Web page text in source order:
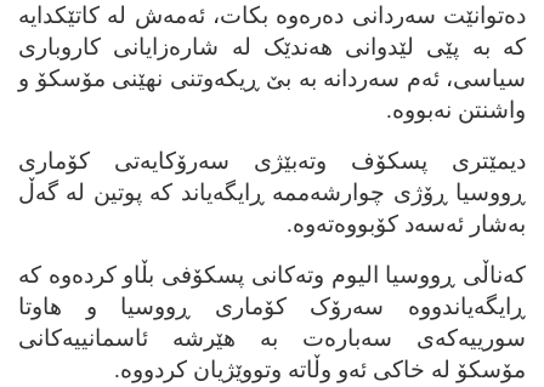
ده‌توانێت سه‌ردانی ده‌ره‌وه‌ بکات، ئه‌مه‌ش له‌ کاتێکدایه‌
که‌ به‌ پێی لێدوانی هه‌ندێک له‌ شاره‌زایانی کاروباری
سیاسی، ئه‌م سه‌ردانه‌ به‌ بێ ڕیکه‌وتنی نهێنی مۆسکۆ و
واشنتن نه‌بووه‌.
دیمێتری پسکۆف وته‌بێژی سه‌رۆکایه‌تی کۆماری
ڕووسیا ڕۆژی چوارشه‌ممه‌ ڕایگه‌یاند که‌ پوتین له‌ گه‌ڵ
به‌شار ئه‌سه‌د کۆبووه‌ته‌وه‌.
که‌ناڵی ڕووسیا الیوم وته‌کانی پسکۆفی بڵاو کرده‌وه‌ که‌
ڕایگه‌یاندووه‌ سه‌رۆک کۆماری ڕووسیا و هاوتا
سورییه‌که‌ی سه‌باره‌ت به‌ هێرشه‌ ئاسمانییه‌کانی
مۆسکۆ له‌ خاکی ئه‌و وڵاته‌ وتووێژیان کردووه‌.